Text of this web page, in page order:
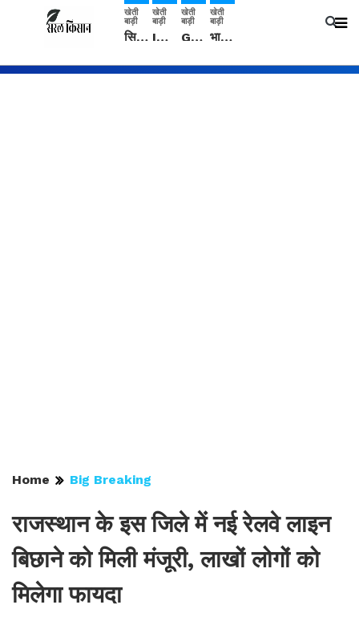
खेती
बाड़ी
सिरसा: कृषि विज्ञान केंद्र की बैठक में फसल बीमा विधि कारण व कृषि उद्यमिता बढ़ावा देने पर चर्चा
खेती
बाड़ी
IMD: राजस्थान में प्री-मानसून की सामान्य से 74% अधिक बारिश, दस्तक में देरी और मानसून कमजोर रहेगा
खेती
बाड़ी
Guar Ka Rate: ग्वार के भाव में हल्की बढ़ोतरी, बढ़ सकता है बुवाई का रकबा
खेती
बाड़ी
भारत में 29 मई से शुरु होगी प्री-मानसून बारिश, ECMWF विदेशी मौसम एजेंसी का पूर्वानुमान
Home Big Breaking
राजस्थान के इस जिले में नई रेलवे लाइन
बिछाने को मिली मंजूरी, लाखों लोगों को
मिलेगा फायदा